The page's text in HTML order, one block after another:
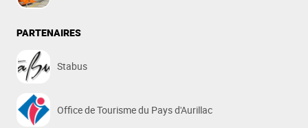
PARTENAIRES
Stabus
Office de Tourisme du Pays d'Aurillac